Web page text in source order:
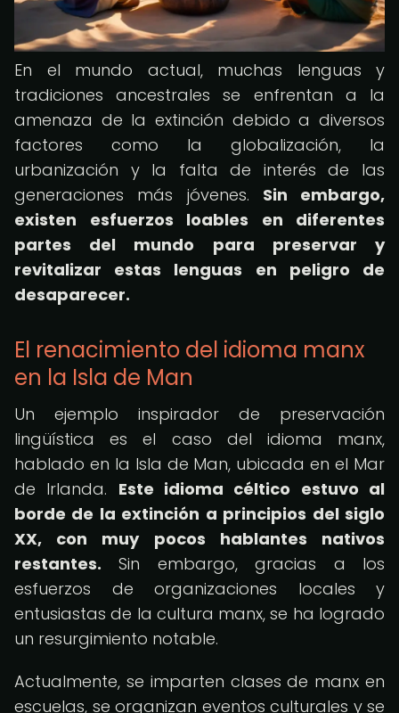
En el mundo actual, muchas lenguas y
tradiciones ancestrales se enfrentan a la
amenaza de la extinción debido a diversos
factores como la globalización, la
urbanización y la falta de interés de las
generaciones más jóvenes. Sin embargo,
existen esfuerzos loables en diferentes
partes del mundo para preservar y
revitalizar estas lenguas en peligro de
desaparecer.
El renacimiento del idioma manx
en la Isla de Man
Un ejemplo inspirador de preservación
lingüística es el caso del idioma manx,
hablado en la Isla de Man, ubicada en el Mar
de Irlanda. Este idioma céltico estuvo al
borde de la extinción a principios del siglo
XX, con muy pocos hablantes nativos
restantes. Sin embargo, gracias a los
esfuerzos de organizaciones locales y
entusiastas de la cultura manx, se ha logrado
un resurgimiento notable.
Actualmente, se imparten clases de manx en
escuelas, se organizan eventos culturales y se